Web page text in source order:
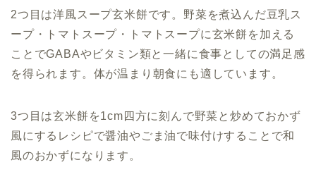
2つ目は洋風スープ玄米餅です。野菜を煮込んだ豆乳ス
ープ・トマトスープ・トマトスープに玄米餅を加える
ことでGABAやビタミン類と一緒に食事としての満足感
を得られます。体が温まり朝食にも適しています。
3つ目は玄米餅を1cm四方に刻んで野菜と炒めておかず
風にするレシピで醤油やごま油で味付けすることで和
風のおかずになります。